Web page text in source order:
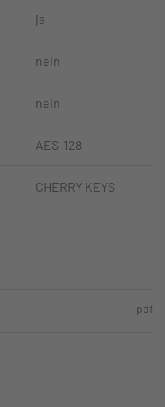
ja
nein
nein
AES-128
CHERRY KEYS
pdf